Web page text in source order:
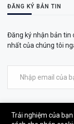
ĐĂNG KÝ BẢN TIN
Đăng ký nhận bản tin
nhất của chúng tôi
Trải nghiệm của